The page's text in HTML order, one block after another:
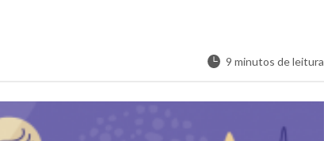
9 minutos de leitura